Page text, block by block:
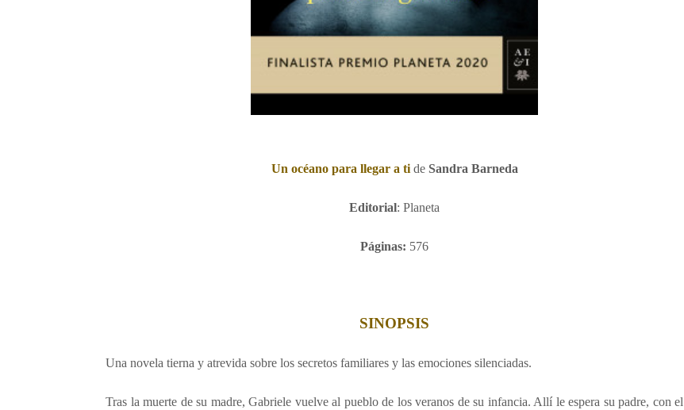
Un océano para llegar a tide Sandra Barneda
Editorial: Planeta
Páginas: 576
SINOPSIS
Una novela tierna y atrevida sobre los secretos familiares y las emociones silenciadas.
Tras la muerte de su madre, Gabriele vuelve al pueblo de los veranos de su infancia. Allí le espera su padre, con el